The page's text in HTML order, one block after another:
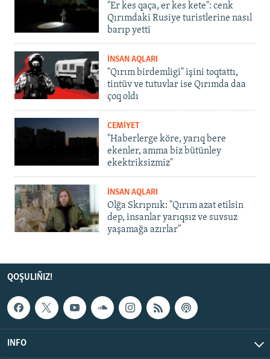
"Er kes qaça, er kes kete": cenk
Qırımdaki Rusiye turistlerine nasıl
barıp yetti
İNSAN AQLARI
"Qırım birdemligi" işini toqtattı,
tintüv ve tutuvlar ise Qırımda daa
çoq oldı
CEMİYET
"Haberlerge köre, yarıq bere
ekenler, amma biz bütünley
ekektriksizmiz"
İNSAN AQLARI
Olğa Skrıpnık: "Qırım azat etilsin
dep, insanlar yarıqsız ve suvsuz
yaşamağa azırlar"
QOŞULIÑIZ!
INFO